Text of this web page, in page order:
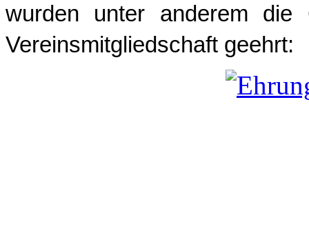
wurden unter anderem die
Vereinsmitgliedschaft geehrt: